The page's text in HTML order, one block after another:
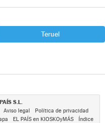
Teruel
S.L.
Aviso legal
Política de privacidad
EL PAÍS en KIOSKOyMÁS Índice